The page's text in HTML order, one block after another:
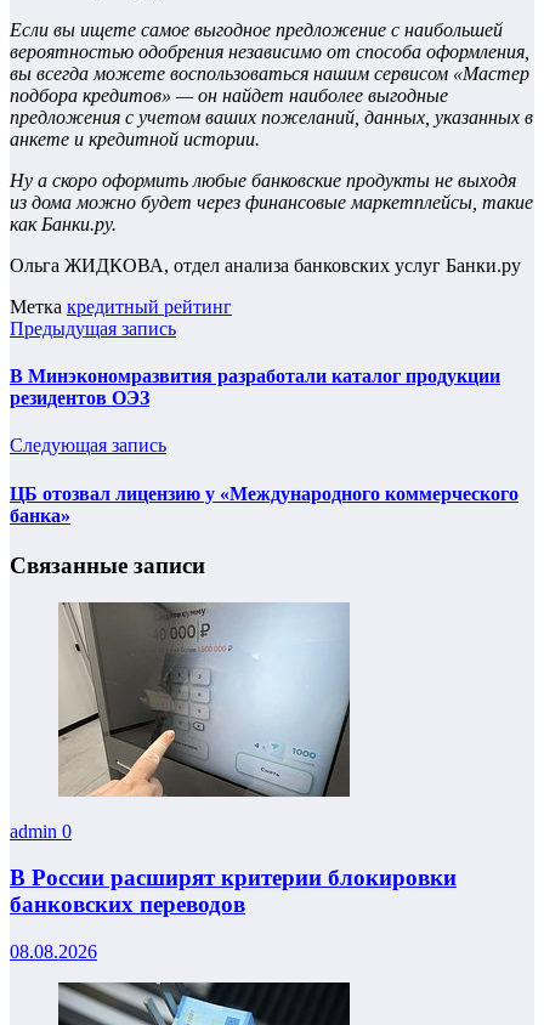
Если вы ищете самое выгодное предложение с наибольшей
вероятностью одобрения независимо от способа оформления,
вы всегда можете воспользоваться нашим сервисом «Мастер
подбора кредитов» — он найдет наиболее выгодные
предложения с учетом ваших пожеланий, данных, указанных в
анкете и кредитной истории.
Ну а скоро оформить любые банковские продукты не выходя
из дома можно будет через финансовые маркетплейсы, такие
как Банки.ру.
Ольга ЖИДКОВА, отдел анализа банковских услуг Банки.ру
Метка кредитный рейтинг
Предыдущая запись
В Минэкономразвития разработали каталог продукции
резидентов ОЭЗ
Следующая запись
ЦБ отозвал лицензию у «Международного коммерческого
банка»
Связанные записи
admin 0
В России расширят критерии блокировки
банковских переводов
08.08.2026